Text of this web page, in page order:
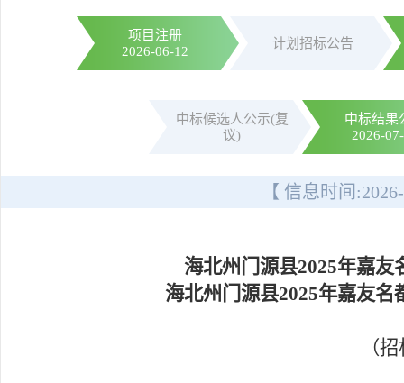
项目注册
2026-06-12
计划招标公告
中标候选人公示(复
议)
中标结果
2026-
【 信息时间:
海北州门源县2025年嘉
海北州门源县2025年嘉友
（